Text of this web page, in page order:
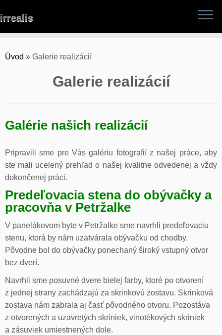
to
irrealis
Úvod » Galerie realizácií
Galerie realizácií
Galérie našich realizácií
Pripravili sme pre Vás galériu fotografií z našej práce, aby
ste mali ucelený prehľad o našej kvalitne odvedenej a vždy
dokončenej práci.
Predeľovacia stena do obývačky a
pracovňa v Petržalke
V panelákovom byte v Petržalke sme navrhli predeľovaciu
stenu, ktorá by nám uzatvárala obývačku od chodby.
Pôvodne bol do obývačky ponechaný široký vstupný otvor
bez dverí.
Navrhli sme posuvné dvere bielej farby, ktoré po otvorení
z jednej strany zachádzajú za skrinkovú zostavu. Skrinková
zostava nám zabrala aj časť pôvodného otvoru. Pozostáva
z otvorených a uzavretých skriniek, vinotékových skriniek
a zásuviek umiestnených dole.